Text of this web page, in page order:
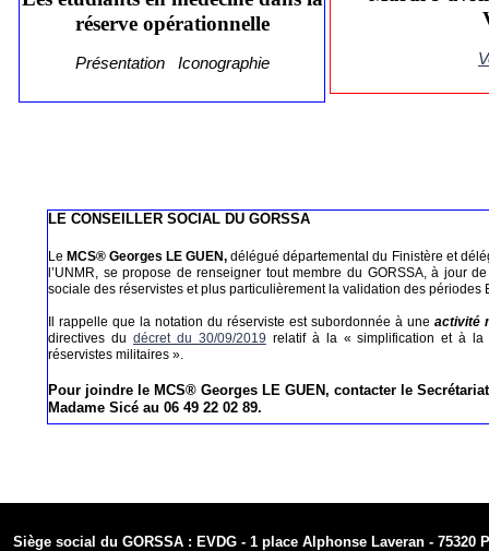
Siège social du GORSSA : EVDG - 1 place Alphonse Laveran - 75320
LE CONSEILLER SOCIAL DU GORSSA
Le MCS® Georges LE GUEN, délégué départemental du Finistère et
l’UNMR, se propose de renseigner tout membre du GORSSA, à jour
sociale des réservistes et plus particulièrement la validation des périodes
Il rappelle que la notation du réserviste est subordonnée à une activité
directives du décret du 30/09/2019 relatif à la « simplification et à la
réservistes militaires ».
Pour joindre le MCS® Georges LE GUEN, contacter le
Madame Sicé au 06 49 22 02 89.
réserve opérationnelle
Présentation Iconographie